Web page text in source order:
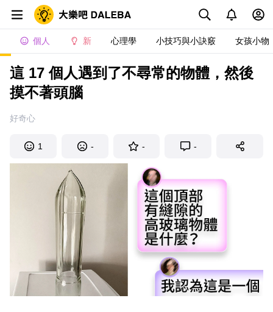
個人 新 心理學 小技巧與小訣竅 女孩小物
這 17 個人遇到了不尋常的物體，然後
摸不著頭腦
好奇心
1 - - -